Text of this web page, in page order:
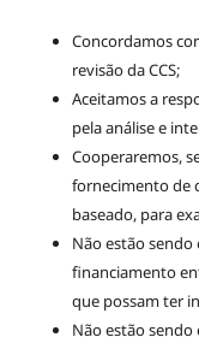
Concordamos
revisão da CCS;
Aceitamos a
pela análise e
Cooperaremos,
fornecimento de
baseado, para
Não estão
financiamento
que possam ter
Não estão